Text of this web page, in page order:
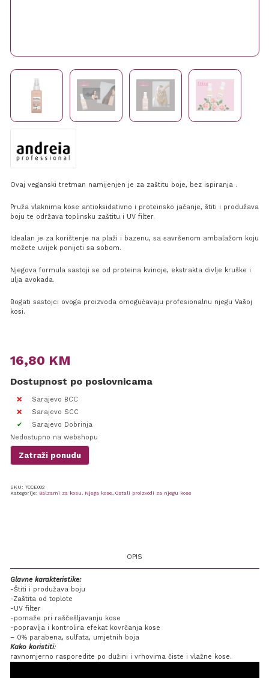
Ovaj veganski tretman namijenjen je za zaštitu boje, bez ispiranja .
Pruža vlaknima kose antioksidativno i proteinsko jačanje, štiti i produžava
boju te održava toplinsku zaštitu i UV filter.
Idealan je za korištenje na plaži i bazenu, sa savršenom ambalažom koju
možete uvijek ponijeti sa sobom.
Njegova formula sastoji se od proteina kvinoje, ekstrakta divlje kruške i
ulja avokada.
Bogati sastojci ovoga proizvoda omogućavaju profesionalnu njegu Vašoj
kosi.
16,80 KM
Dostupnost po poslovnicama
Sarajevo BCC
Sarajevo SCC
Sarajevo Dobrinja
Nedostupno na webshopu
Zatraži ponudu
SKU: 7CCE002
Kategorije: Balzami za kosu, Njega kose, Ostali proizvodi za njegu kose
OPIS
Glavne karakteristike:
-Štiti i produžava boju
-Zaštita od toplote
-UV filter
-pomaže pri raščešljavanju kose
-popravlja i kontrolira efekat kovrčanja kose
– 0% parabena, sulfata, umjetnih boja
Kako koristiti:
ravnomjerno rasporedite po dužini i vrhovima čiste i vlažne kose.